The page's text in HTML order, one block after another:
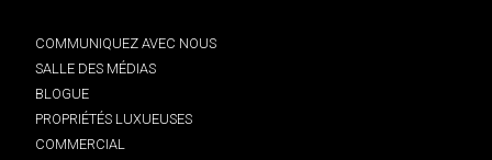
COMMUNIQUEZ AVEC NOUS
SALLE DES MÉDIAS
BLOGUE
PROPRIÉTÉS LUXUEUSES
COMMERCIAL